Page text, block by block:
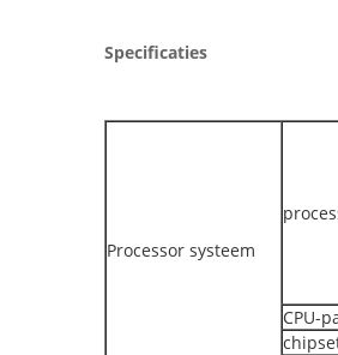
Specificaties
Processor systeem
CPU-